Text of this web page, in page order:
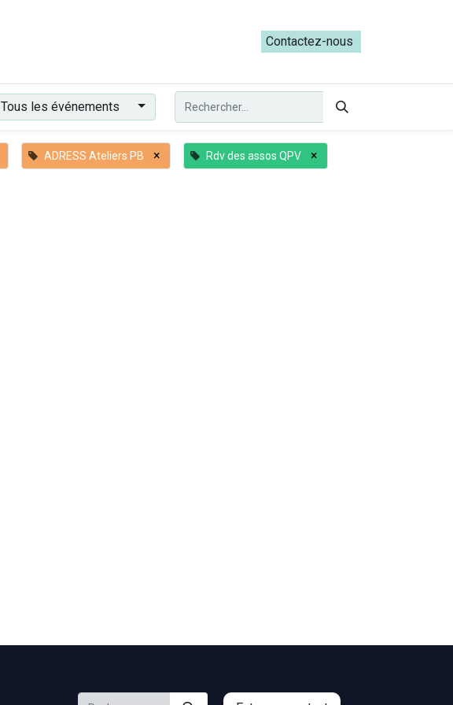
Les ateliers du Parcours ADRESS [mai-juin 2026]
Contactez-nous​​
Tous les événements
ADRESS Ateliers PB × Rdv des assos QPV ×